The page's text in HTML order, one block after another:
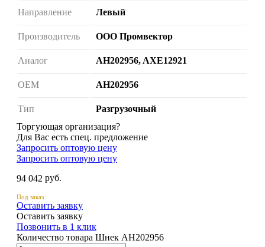
Направление Левый
Производитель ООО Промвектор
Аналог AH202956, AXE12921
ОЕМ AH202956
Тип
Разгрузочный
Торгующая организация?
Для Вас есть спец. предложение
Запросить оптовую цену
Запросить оптовую цену
94 042 руб.
Под заказ
Оставить заявку
Оставить заявку
Позвонить в 1 клик
Количество товара Шнек AH202956